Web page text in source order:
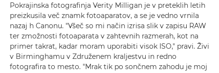
Pokrajinska fotografinja Verity Milligan je v preteklih letih
preizkusila več znamk fotoaparatov, a se je vedno vrnila
nazaj h Canonu. "Všeč so mi način izrisa slik v zapisu RAW
ter zmožnosti fotoaparata v zahtevnih razmerah, kot na
primer takrat, kadar moram uporabiti visok ISO," pravi. Živi
v Birminghamu v Združenem kraljestvu in redno
fotografira to mesto. "Mrak tik po sončnem zahodu je moj